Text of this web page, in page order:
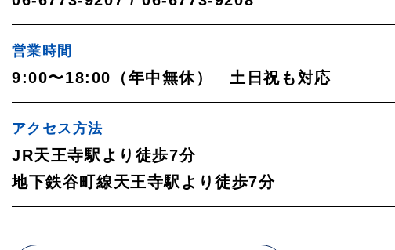
営業時間
9:00〜18:00（年中無休）土日祝も対応
アクセス方法
JR天王寺駅より徒歩7分
地下鉄谷町線天王寺駅より徒歩7分